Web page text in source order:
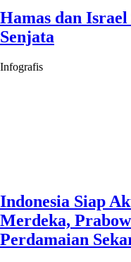
Hamas dan
Senjata
Infografis
Indonesia Siap
Merdeka,
Perdamaian